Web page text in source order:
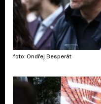
foto: Ondřej Besperát